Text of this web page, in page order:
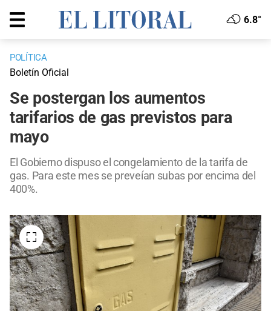
6.8°
POLÍTICA
Boletín Oficial
Se postergan los aumentos
tarifarios de gas previstos para
mayo
El Gobierno dispuso el congelamiento de la tarifa de
gas. Para este mes se preveían subas por encima del
400%.